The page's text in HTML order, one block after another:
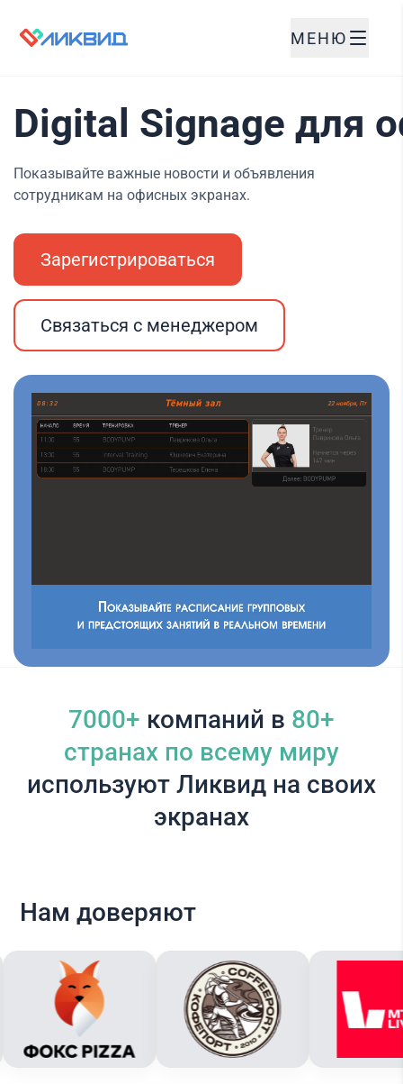
МЕНЮ
Digital Signage для
Показывайте важные новости и объявления
сотрудникам на офисных экранах.
Зарегистрироваться
Связаться с менеджером
7000+ компаний в 80+
cтранах по всему миру
используют Ликвид на своих
экранах
Нам доверяют